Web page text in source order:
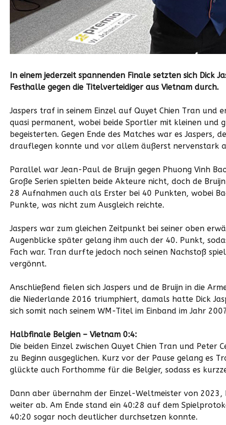
In einem jederzeit spannenden Finale setzten sich Dick
Festhalle gegen die Titelverteidiger aus Vietnam durch.
Jaspers traf in seinem Einzel auf Quyet Chien Tran und
quasi permanent, wobei beide Sportler mit kleinen und
begeisterten. Gegen Ende des Matches war es Jaspers,
drauflegen konnte und vor allem äußerst nervenstark
Parallel war Jean-Paul de Bruijn gegen Phuong Vinh
Große Serien spielten beide Akteure nicht, doch de
28 Aufnahmen auch als Erster bei 40 Punkten, wobei
Punkte, was nicht zum Ausgleich reichte.
Jaspers war zum gleichen Zeitpunkt bei seiner oben
Augenblicke später gelang ihm auch der 40. Punkt,
Fach war. Tran durfte jedoch noch seinen Nachstoß
vergönnt.
Anschließend fielen sich Jaspers und de Bruijn in die
die Niederlande 2016 triumphiert, damals hatte Dick
sich somit nach seinem WM-Titel im Einband im Jahr
Halbfinale Belgien – Vietnam 0:4:
Die beiden Einzel zwischen Quyet Chien Tran und
zu Beginn ausgeglichen. Kurz vor der Pause gelang es
glückte auch Forthomme für die Belgier, sodass es
Dann aber übernahm der Einzel-Weltmeister von
weiter ab. Am Ende stand ein 40:28 auf dem
40:20 sogar noch deutlicher durchsetzen konnte.